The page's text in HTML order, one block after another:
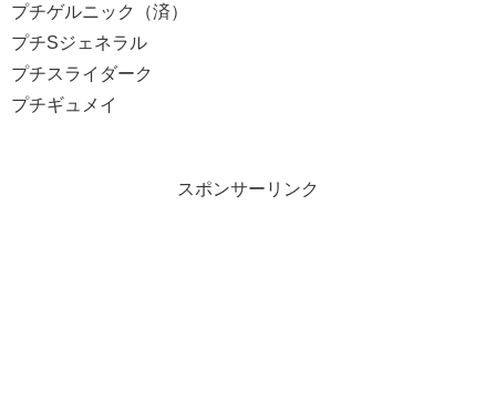
プチゲルニック（済）
プチSジェネラル
プチスライダーク
プチギュメイ
スポンサーリンク